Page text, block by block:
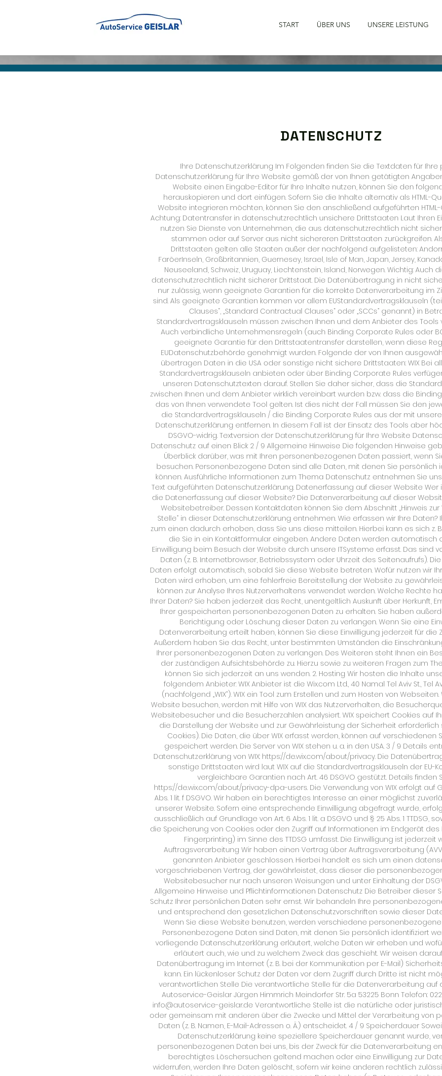
START ÜBER UNS UNSERE LEISTUNG
DATENSCHUTZ
Ihre Datenschutzerklärung Im Folgenden finden Sie die Textdaten für Ihre
Datenschutzerklärung für Ihre Website gemäß der von Ihnen getätigten
Website einen Eingabe-Editor für Ihre Inhalte nutzen, können Sie den
herauskopieren und dort einfügen. Sofern Sie die Inhalte alternativ als HTML-
Website integrieren möchten, können Sie den anschließend aufgeführten
Achtung: Datentransfer in datenschutzrechtlich unsichere Drittstaaten Laut Ihren
nutzen Sie Dienste von Unternehmen, die aus datenschutzrechtlich nicht
stammen oder auf Server aus nicht sichereren Drittstaaten zurückgreifen.
Drittstaaten gelten alle Staaten außer der nachfolgend aufgelisteten:
FaröerInseln, Großbritannien, Guernesey, Israel, Isle of Man, Japan, Jersey,
Neuseeland, Schweiz, Uruguay, Liechtenstein, Island, Norwegen. Wichtig: Auch
datenschutzrechtlich nicht sicherer Drittstaat. Die Datenübertragung in nicht
nur zulässig, wenn geeignete Garantien für die korrekte Datenverarbeitung im
sind. Als geeignete Garantien kommen vor allem EUStandardvertragsklauseln
Clauses“, „Standard Contractual Clauses“ oder „SCCs“ genannt) in
Standardvertragsklauseln müssen zwischen Ihnen und dem Anbieter des Tools
Auch verbindliche Unternehmensregeln (auch Binding Corporate Rules oder
geeignete Garantie für den Drittstaatentransfer darstellen, wenn diese
EUDatenschutzbehörde genehmigt wurden. Folgende der von Ihnen
übertragen Daten in die USA oder sonstige nicht sichere Drittstaaten: WIX Bei
Standardvertragsklauseln anbieten oder über Binding Corporate Rules
unseren Datenschutztexten darauf. Stellen Sie daher sicher, dass die
zwischen Ihnen und dem Anbieter wirklich vereinbart wurden bzw. dass die
das von Ihnen verwendete Tool gelten. Ist dies nicht der Fall müssen Sie den
die Standardvertragsklauseln / die Binding Corporate Rules aus der mit
Datenschutzerklärung entfernen. In diesem Fall ist der Einsatz des Tools aber
DSGVO-widrig. Textversion der Datenschutzerklärung für Ihre Website
Datenschutz auf einen Blick 2 / 9 Allgemeine Hinweise Die folgenden Hinweise
Überblick darüber, was mit Ihren personenbezogenen Daten passiert, wenn
besuchen. Personenbezogene Daten sind alle Daten, mit denen Sie persönlich
können. Ausführliche Informationen zum Thema Datenschutz entnehmen Sie
Text aufgeführten Datenschutzerklärung. Datenerfassung auf dieser Website Wer
die Datenerfassung auf dieser Website? Die Datenverarbeitung auf dieser
Websitebetreiber. Dessen Kontaktdaten können Sie dem Abschnitt „Hinweis
Stelle“ in dieser Datenschutzerklärung entnehmen. Wie erfassen wir Ihre Daten?
zum einen dadurch erhoben, dass Sie uns diese mitteilen. Hierbei kann es sich z.
die Sie in ein Kontaktformular eingeben. Andere Daten werden automatisch
Einwilligung beim Besuch der Website durch unsere ITSysteme erfasst. Das sind
Daten (z. B. Internetbrowser, Betriebssystem oder Uhrzeit des Seitenaufrufs).
Daten erfolgt automatisch, sobald Sie diese Website betreten. Wofür nutzen wir
Daten wird erhoben, um eine fehlerfreie Bereitstellung der Website zu
können zur Analyse Ihres Nutzerverhaltens verwendet werden. Welche Rechte
Ihrer Daten? Sie haben jederzeit das Recht, unentgeltlich Auskunft über Herkunft,
Ihrer gespeicherten personenbezogenen Daten zu erhalten. Sie haben
Berichtigung oder Löschung dieser Daten zu verlangen. Wenn Sie eine
Datenverarbeitung erteilt haben, können Sie diese Einwilligung jederzeit für die
Außerdem haben Sie das Recht, unter bestimmten Umständen die
Ihrer personenbezogenen Daten zu verlangen. Des Weiteren steht Ihnen ein
der zuständigen Aufsichtsbehörde zu. Hierzu sowie zu weiteren Fragen zum
können Sie sich jederzeit an uns wenden. 2. Hosting Wir hosten die Inhalte
folgendem Anbieter: WIX Anbieter ist die Wix.com Ltd., 40 Namal Tel Aviv St., Tel
(nachfolgend „WIX“). WIX ein Tool zum Erstellen und zum Hosten von
Website besuchen, werden mit Hilfe von WIX das Nutzerverhalten, die
Websitebesucher und die Besucherzahlen analysiert. WIX speichert Cookies auf
die Darstellung der Website und zur Gewährleistung der Sicherheit
Cookies). Die Daten, die über WIX erfasst werden, können auf verschiedenen
gespeichert werden. Die Server von WIX stehen u. a. in den USA. 3 / 9 Details
Datenschutzerklärung von WIX: https://de.wix.com/about/privacy.Die
sonstige Drittstaaten wird laut WIX auf die Standardvertragsklauseln der EU-
vergleichbare Garantien nach Art. 46 DSGVO gestützt. Details finden
https://de.wix.com/about/privacy-dpa-users. Die Verwendung von WIX erfolgt auf
Abs. 1 lit. f DSGVO. Wir haben ein berechtigtes Interesse an einer möglichst
unserer Website. Sofern eine entsprechende Einwilligung abgefragt wurde,
ausschließlich auf Grundlage von Art. 6 Abs. 1 lit. a DSGVO und § 25 Abs. 1 TTDSG,
die Speicherung von Cookies oder den Zugriff auf Informationen im Endgerät des
Fingerprinting) im Sinne des TTDSG umfasst. Die Einwilligung ist jederzeit
Auftragsverarbeitung Wir haben einen Vertrag über Auftragsverarbeitung
genannten Anbieter geschlossen. Hierbei handelt es sich um einen
vorgeschriebenen Vertrag, der gewährleistet, dass dieser die
Websitebesucher nur nach unseren Weisungen und unter Einhaltung der
Allgemeine Hinweise und Pflichtinformationen Datenschutz Die Betreiber dieser
Schutz Ihrer persönlichen Daten sehr ernst. Wir behandeln Ihre
und entsprechend den gesetzlichen Datenschutzvorschriften sowie dieser
Wenn Sie diese Website benutzen, werden verschiedene
Personenbezogene Daten sind Daten, mit denen Sie persönlich identifiziert
vorliegende Datenschutzerklärung erläutert, welche Daten wir erheben und
erläutert auch, wie und zu welchem Zweck das geschieht. Wir weisen
Datenübertragung im Internet (z. B. bei der Kommunikation per E-Mail)
kann. Ein lückenloser Schutz der Daten vor dem Zugriff durch Dritte ist nicht
verantwortlichen Stelle Die verantwortliche Stelle für die Datenverarbeitung auf
Autoservice-Geislar Jürgen Himmrich Meindorfer Str. 5a 53225 Bonn Telefon:
info@autoservice-geislar.de Verantwortliche Stelle ist die natürliche oder juristische Person, die allein oder gemeinsam mit anderen über die Zwecke und Mittel der Verarbeitung von personenbezogenen Daten (z. B. Namen, E-Mail-Adressen o. Ä.) entscheidet. 4 / 9 Speicherdauer Soweit innerhalb dieser Datenschutzerklärung keine speziellere Speicherdauer genannt wurde, verbleiben Ihre personenbezogenen Daten bei uns, bis der Zweck für die Datenverarbeitung entfällt. Wenn Sie ein berechtigtes Löschersuchen geltend machen oder eine Einwilligung zur Datenverarbeitung widerrufen, werden Ihre Daten gelöscht, sofern wir keine anderen rechtlich zulässigen Gründe für die Speicherung Ihrer personenbezogenen Daten haben (z. B. steuer- oder handelsrechtliche Aufbewahrungsfristen); im letztgenannten Fall erfolgt die Löschung nach Fortfall dieser Gründe. Allgemeine Hinweise zu den Rechtsgrundlagen der Datenverarbeitung auf dieser Website Sofern Sie in die Datenverarbeitung eingewilligt haben, verarbeiten wir Ihre personenbezogenen Daten auf Grundlage von Art. 6 Abs. 1 lit. a DSGVO bzw. Art. 9 Abs. 2 lit. a DSGVO, sofern besondere Datenkategorien nach Art. 9 Abs. 1 DSGVO verarbeitet werden. Im Falle einer ausdrücklichen Einwilligung in die Übertragung personenbezogener Daten in Drittstaaten erfolgt die Datenverarbeitung außerdem auf Grundlage von Art. 49 Abs. 1 lit. a DSGVO. Sofern Sie in die Speicherung von Cookies oder in den Zugriff auf Informationen in Ihr Endgerät (z. B. via Device-Fingerprinting) eingewilligt haben, erfolgt die Datenverarbeitung zusätzlich auf Grundlage von § 25 Abs. 1 TTDSG. Die Einwilligung ist jederzeit widerrufbar. Sind Ihre Daten zur Vertragserfüllung oder zur Durchführung vorvertraglicher Maßnahmen erforderlich, verarbeiten wir Ihre Daten auf Grundlage des Art. 6 Abs. 1 lit. b DSGVO. Des Weiteren verarbeiten wir Ihre Daten, sofern diese zur Erfüllung einer rechtlichen Verpflichtung erforderlich sind auf Grundlage von Art. 6 Abs. 1 lit. c DSGVO. Die Datenverarbeitung kann ferner auf Grundlage unseres berechtigten Interesses nach Art. 6 Abs. 1 lit. f DSGVO erfolgen. Über die jeweils im Einzelfall einschlägigen Rechtsgrundlagen wird in den folgenden Absätzen dieser Datenschutzerklärung informiert. Hinweis zur Datenweitergabe in die USA und sonstige Drittstaaten Wir verwenden unter anderem Tools von Unternehmen mit Sitz in den USA oder sonstigen datenschutzrechtlich nicht sicheren Drittstaaten. Wenn diese Tools aktiv sind, können Ihre personenbezogene Daten in diese Drittstaaten übertragen und dort verarbeitet werden. Wir weisen darauf hin, dass in diesen Ländern kein mit der EU vergleichbares Datenschutzniveau garantiert werden kann. Beispielsweise sind US-Unternehmen dazu verpflichtet, personenbezogene Daten an Sicherheitsbehörden herauszugeben, ohne dass Sie als Betroffener hiergegen gerichtlich vorgehen könnten. Es kann daher nicht ausgeschlossen werden, dass US-Behörden (z. B. Geheimdienste) Ihre auf US-Servern befindlichen Daten zu Überwachungszwecken verarbeiten, auswerten und dauerhaft speichern. Wir haben auf diese Verarbeitungstätigkeiten keinen Einfluss. Widerruf Ihrer Einwilligung zur Datenverarbeitung Viele Datenverarbeitungsvorgänge sind nur mit Ihrer ausdrücklichen Einwilligung möglich. Sie können eine bereits erteilte Einwilligung jederzeit widerrufen. Die Rechtmäßigkeit der bis zum Widerruf erfolgten Datenverarbeitung bleibt vom Widerruf unberührt. Widerspruchsrecht gegen die Datenerhebung in besonderen Fällen sowie gegen Direktwerbung (Art. 21 DSGVO) WENN DIE DATENVERARBEITUNG AUF GRUNDLAGE VON ART. 6 ABS. 1 LIT. E ODER F DSGVO ERFOLGT, HABEN SIE JEDERZEIT DAS RECHT, AUS GRÜNDEN, DIE SICH AUS IHRER BESONDEREN SITUATION ERGEBEN, GEGEN DIE VERARBEITUNG IHRER PERSONENBEZOGENEN DATEN WIDERSPRUCH EINZULEGEN; DIES GILT AUCH FÜR EIN AUF DIESE BESTIMMUNGEN GESTÜTZTES PROFILING. DIE JEWEILIGE RECHTSGRUNDLAGE, AUF DENEN EINE VERARBEITUNG BERUHT, ENTNEHMEN SIE DIESER DATENSCHUTZERKLÄRUNG. WENN SIE WIDERSPRUCH EINLEGEN, WERDEN WIR IHRE BETROFFENEN PERSONENBEZOGENEN DATEN NICHT MEHR VERARBEITEN, ES 5 / 9 SEI DENN, WIR KÖNNEN ZWINGENDE SCHUTZWÜRDIGE GRÜNDE FÜR DIE VERARBEITUNG NACHWEISEN, DIE IHRE INTERESSEN, RECHTE UND FREIHEITEN ÜBERWIEGEN ODER DIE VERARBEITUNG DIENT DER GELTENDMACHUNG, AUSÜBUNG ODER VERTEIDIGUNG VON RECHTSANSPRÜCHEN (WIDERSPRUCH NACH ART. 21 ABS. 1 DSGVO). WERDEN IHRE PERSONENBEZOGENEN DATEN VERARBEITET, UM DIREKTWERBUNG ZU BETREIBEN, SO HABEN SIE DAS RECHT, JEDERZEIT WIDERSPRUCH GEGEN DIE VERARBEITUNG SIE BETREFFENDER PERSONENBEZOGENER DATEN ZUM ZWECKE DERARTIGER WERBUNG EINZULEGEN; DIES GILT AUCH FÜR DAS PROFILING, SOWEIT ES MIT SOLCHER DIREKTWERBUNG IN VERBINDUNG STEHT. WENN SIE WIDERSPRECHEN, WERDEN IHRE PERSONENBEZOGENEN DATEN ANSCHLIESSEND NICHT MEHR ZUM ZWECKE DER DIREKTWERBUNG VERWENDET (WIDERSPRUCH NACH ART. 21 ABS. 2 DSGVO). Beschwerderecht bei der zuständigen Aufsichtsbehörde Im Falle von Verstößen gegen die DSGVO steht den Betroffenen ein Beschwerderecht bei einer Aufsichtsbehörde, insbesondere in dem Mitgliedstaat ihres gewöhnlichen Aufenthalts, ihres Arbeitsplatzes oder des Orts des mutmaßlichen Verstoßes zu. Das Beschwerderecht besteht unbeschadet anderweitiger verwaltungsrechtlicher oder gerichtlicher Rechtsbehelfe. Recht auf Datenübertragbarkeit Sie haben das Recht, Daten, die wir auf Grundlage Ihrer Einwilligung oder in Erfüllung eines Vertrags automatisiert verarbeiten, an sich oder an einen Dritten in einem gängigen, maschinenlesbaren Format aushändigen zu lassen. Sofern Sie die direkte Übertragung der Daten an einen anderen Verantwortlichen verlangen, erfolgt dies nur, soweit es technisch machbar ist. Auskunft, Löschung und Berichtigung Sie haben im Rahmen der geltenden gesetzlichen Bestimmungen jederzeit das Recht auf unentgeltliche Auskunft über Ihre gespeicherten personenbezogenen Daten, deren Herkunft und Empfänger und den Zweck der Datenverarbeitung und ggf. ein Recht auf Berichtigung oder Löschung dieser Daten. Hierzu sowie zu weiteren Fragen zum Thema personenbezogene Daten können Sie sich jederzeit an uns wenden. Recht auf Einschränkung der Verarbeitung Sie haben das Recht, die Einschränkung der Verarbeitung Ihrer personenbezogenen Daten zu verlangen. Hierzu können Sie sich jederzeit an uns wenden. Das Recht auf Einschränkung der Verarbeitung besteht in folgenden Fällen: Wenn Sie die Richtigkeit Ihrer bei uns gespeicherten personenbezogenen Daten bestreiten, benötigen wir in der Regel Zeit, um dies zu überprüfen. Für die Dauer der Prüfung haben Sie das Recht, die Einschränkung der Verarbeitung Ihrer personenbezogenen Daten zu verlangen. Wenn die Verarbeitung Ihrer personenbezogenen Daten unrechtmäßig geschah/geschieht, können Sie statt der Löschung die Einschränkung der Datenverarbeitung verlangen. Wenn wir Ihre personenbezogenen Daten nicht mehr benötigen, Sie sie jedoch zur Ausübung, Verteidigung oder Geltendmachung von Rechtsansprüchen benötigen, haben Sie das Recht, statt der Löschung die Einschränkung der Verarbeitung Ihrer personenbezogenen Daten zu verlangen. Wenn Sie einen Widerspruch nach Art. 21 Abs. 1 DSGVO eingelegt haben, muss